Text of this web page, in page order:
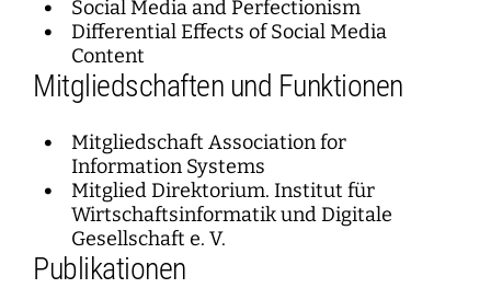
Social Media and Perfectionism
Differential Effects of Social Media
Content
Mitgliedschaften und Funktionen
Mitgliedschaft Association for
Information Systems
Mitglied Direktorium. Institut für
Wirtschaftsinformatik und Digitale
Gesellschaft e. V.
Publikationen